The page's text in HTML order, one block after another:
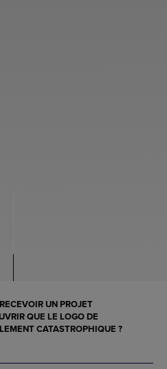
UN PROJET
QUE LE LOGO DE
CATASTROPHIQUE ?